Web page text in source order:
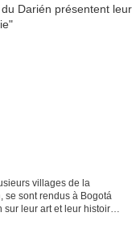
villages de la
sont rendus à Bogotá
leur art et leur histoire